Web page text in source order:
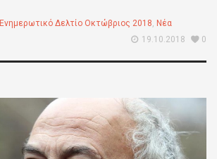
Ενημερωτικό Δελτίο Οκτώβριος 2018, Νέα
19.10.2018
0